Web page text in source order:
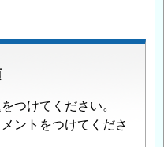
つけてください。
ントをつけてくださ